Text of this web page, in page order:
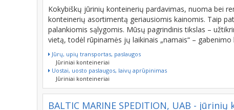
Kokybiškų jūrinių konteinerių pardavimas, nuoma bei
konteinerių asortimentą geriausiomis kainomis. Taip
palankiomis sąlygomis. Mūsų pagrindinis tikslas –
vietą, todėl rūpinamės jų laikinais „namais“ – gabenimo
Jūrų, upių transportas, paslaugos
Jūriniai konteineriai
Uostai, uosto paslaugos, laivų aprūpinimas
Jūriniai konteineriai
BALTIC MARINE SPEDITION, UAB -